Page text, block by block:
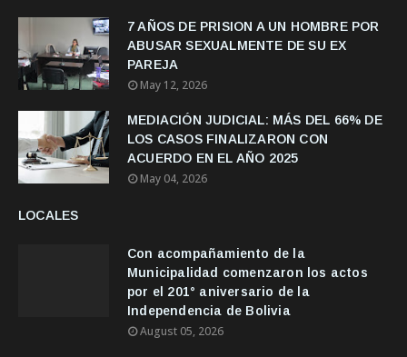
7 AÑOS DE PRISION A UN HOMBRE POR
ABUSAR SEXUALMENTE DE SU EX
PAREJA
May 12, 2026
MEDIACIÓN JUDICIAL: MÁS DEL 66% DE
LOS CASOS FINALIZARON CON
ACUERDO EN EL AÑO 2025
May 04, 2026
LOCALES
Con acompañamiento de la
Municipalidad comenzaron los actos
por el 201° aniversario de la
Independencia de Bolivia
August 05, 2026